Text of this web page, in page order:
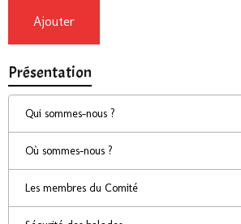
Ajouter
Présentation
Qui sommes-nous ?
Où sommes-nous ?
Les membres du Comité